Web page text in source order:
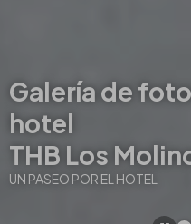
Galería de
hotel
THB Los
UN PASEO POR EL HOTEL